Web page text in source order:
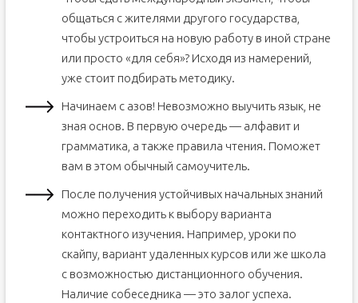
общаться с жителями другого государства,
чтобы устроиться на новую работу в иной стране
или просто «для себя»? Исходя из намерений,
уже стоит подбирать методику.
Начинаем с азов! Невозможно выучить язык, не
зная основ. В первую очередь — алфавит и
грамматика, а также правила чтения. Поможет
вам в этом обычный самоучитель.
После получения устойчивых начальных знаний
можно переходить к выбору варианта
контактного изучения. Например, уроки по
скайпу, вариант удаленных курсов или же школа
с возможностью дистанционного обучения.
Наличие собеседника — это залог успеха.